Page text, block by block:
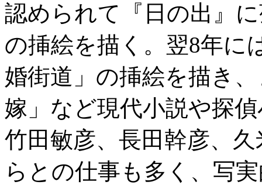
認められて『日の出』
の挿絵を描く。翌8年に
婚街道」の挿絵を描き
嫁」など現代小説や探
竹田敏彦、長田幹彦、
らとの仕事も多く、写